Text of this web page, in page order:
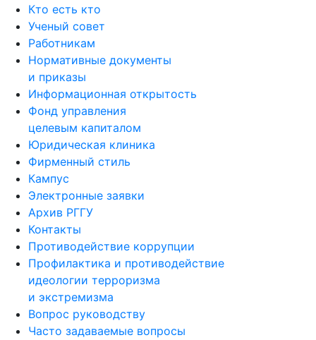
Кто есть кто
Ученый совет
Работникам
Нормативные документы
и приказы
Информационная открытость
Фонд управления
целевым капиталом
Юридическая клиника
Фирменный стиль
Кампус
Электронные заявки
Архив РГГУ
Контакты
Противодействие коррупции
Профилактика и противодействие
идеологии терроризма
и экстремизма
Вопрос руководству
Часто задаваемые вопросы